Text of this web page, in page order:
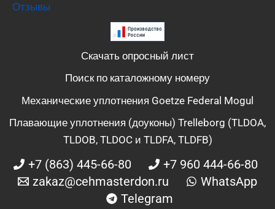
Отзывы
Скачать опросный лист
Поиск по каталожному номеру
Механические уплотнения Goetze Federal Mogul
Плавающие уплотнения (доуконы) Trelleborg (TLDOA,
TLDOB, TLDOC и TLDFA, TLDFB)
+7 (863) 445-66-80
+7 960 444-66-80
zakaz@cehmasterdon.ru
WhatsApp
Telegram